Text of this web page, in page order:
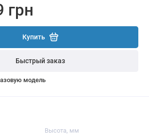
грн
Купить
Быстрый заказ
модель
Высота, мм